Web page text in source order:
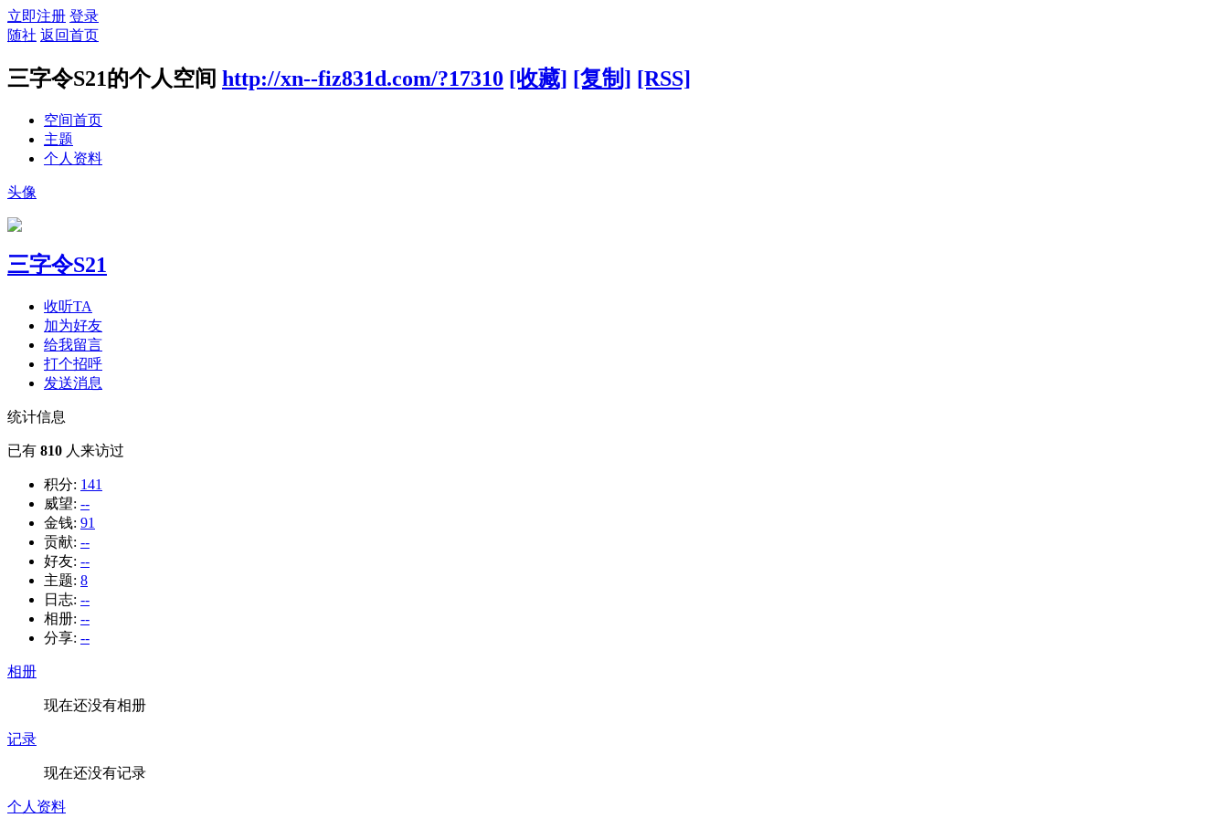
立即注册 登录
随社 返回首页
三字令S21的个人空间 http://xn--fiz831d.com/?17310 [收藏] [复制] [RSS]
空间首页
主题
个人资料
头像
三字令S21
收听TA
加为好友
给我留言
打个招呼
发送消息
统计信息
已有 810 人来访过
积分: 141
威望: --
金钱: 91
贡献: --
好友: --
主题: 8
日志: --
相册: --
分享: --
相册
现在还没有相册
记录
现在还没有记录
个人资料